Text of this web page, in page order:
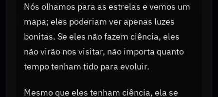
Nós olhamos para as estrelas e vemos um
mapa; eles poderiam ver apenas luzes
bonitas. Se eles não fazem ciência, eles
não virão nos visitar, não importa quanto
tempo tenham tido para evoluir.
Mesmo que eles tenham ciência, ela se